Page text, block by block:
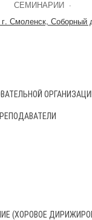
СЕМИНАРИИ·
г. Смоленск, Соборный
(ХОРОВОЕ